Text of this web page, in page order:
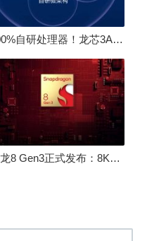
100%自研处理器！龙芯3A6000评测：与10代酷睿互有胜负
骁龙8 Gen3正式发布：8K240手游成真！AI性能飙升98％